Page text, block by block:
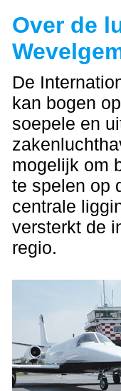
Over de
De
kan bogen
soepele en
mogelijk om
te spelen op
centrale
versterkt de
regio.